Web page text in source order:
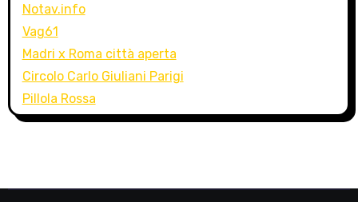
Notav.info
Vag61
Madri x Roma città aperta
Circolo Carlo Giuliani Parigi
Pillola Rossa